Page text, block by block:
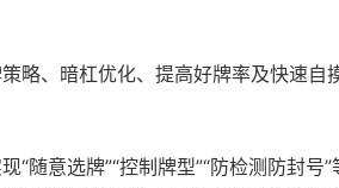
略、暗杠优化、提高好牌率及快速自
随意选牌”“控制牌型”“防检测防封号”